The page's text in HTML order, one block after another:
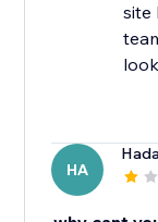
site
HA